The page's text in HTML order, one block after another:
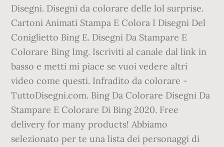
Disegni. Disegni da colorare delle lol surprise.
Cartoni Animati Stampa E Colora I Disegni Del
Coniglietto Bing E. Disegni Da Stampare E
Colorare Bing Img. Iscriviti al canale dal link in
basso e metti mi piace se vuoi vedere altri
video come questi. Infradito da colorare -
TuttoDisegni.com. Bing Da Colorare Disegni Da
Stampare E Colorare Di Bing 2020. Free
delivery for many products! Abbiamo
selezionato per te una lista dei personaggi di